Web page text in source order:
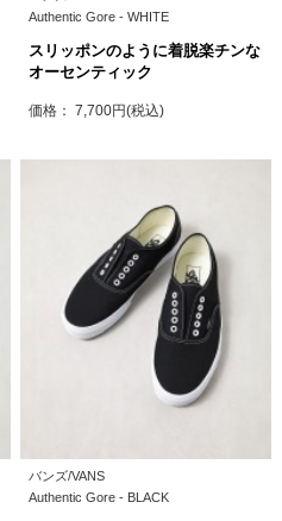
Authentic Gore - WHITE
スリッポンのように着脱楽チンな
オーセンティック
価格： 7,700円(税込)
バンズ/VANS
Authentic Gore - BLACK